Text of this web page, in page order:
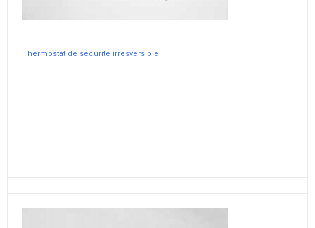
Thermostat de sécurité irresversible